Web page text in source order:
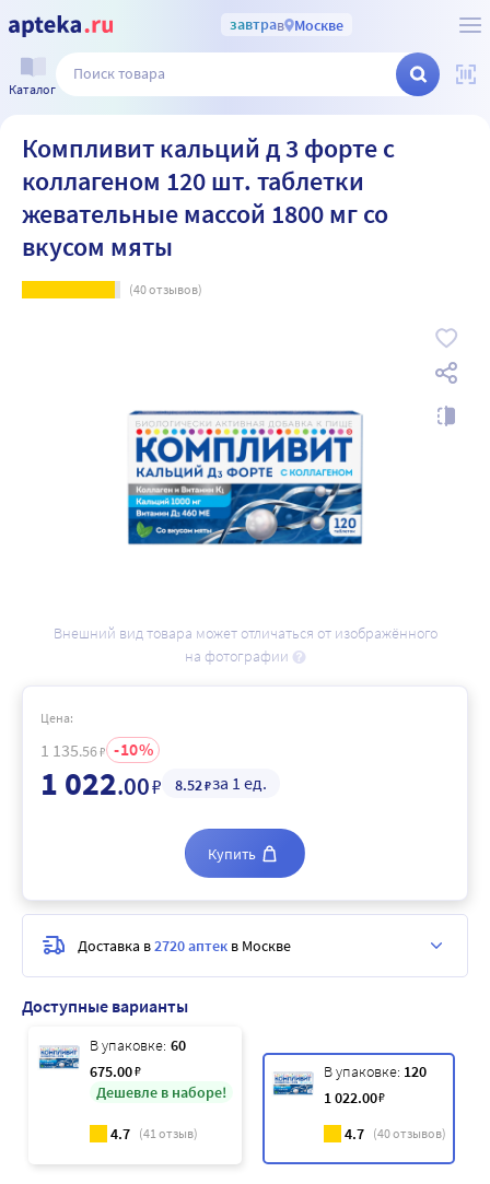
завтрав Москве
Каталог
Компливит кальций д 3 форте с
коллагеном 120 шт. таблетки
жевательные массой 1800 мг со
вкусом мяты
(40отзывов)
Внешний вид товара может отличаться от изображённого
на фотографии
Доступные варианты
В упаковке: 60
675.00₽
Дешевле в наборе!
4.7 (41отзыв)
В упаковке: 120
1 022.00₽
4.7 (40отзывов)
Цена:
1 135.56₽ 10
1 022.00₽ 8.52₽за 1 ед.
Купить
Доставка в2720 аптек в Москве